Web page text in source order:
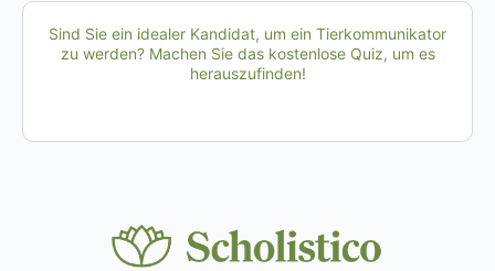
Sind Sie ein idealer Kandidat, um ein Tierkommunikator
zu werden? Machen Sie das kostenlose Quiz, um es
herauszufinden!